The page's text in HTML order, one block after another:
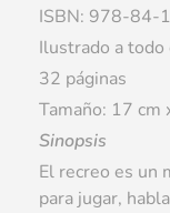
ISBN: 978-84-
Ilustrado a todo
32 páginas
Tamaño: 17 cm
Sinopsis
El recreo es un
para jugar,